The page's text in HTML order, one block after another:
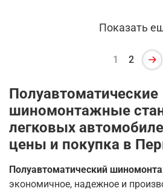
Показать
1 2
Полуавтоматические
шиномонтажные
легковых
цены и покупка в
Полуавтоматический
экономичное, надежное и